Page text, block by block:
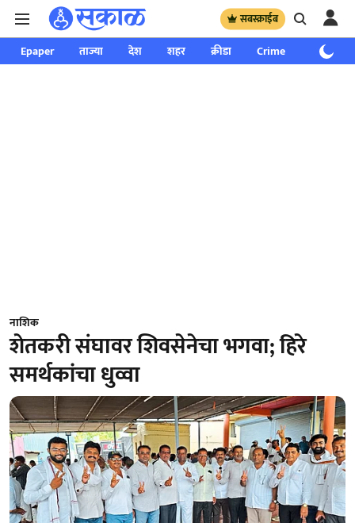
सबस्क्राईब
Epaper ताज्या देश शहर क्रीडा Crime साप्ताहिक
नाशिक
शेतकरी संघावर शिवसेनेचा भगवा; हिरे
समर्थकांचा धुव्वा